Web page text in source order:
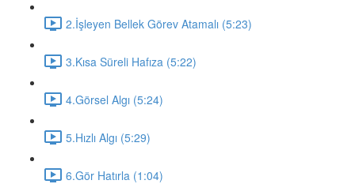
2.İşleyen Bellek Görev Atamalı (5:23)
3.Kısa Süreli Hafıza (5:22)
4.Görsel Algı (5:24)
5.Hızlı Algı (5:29)
6.Gör Hatırla (1:04)